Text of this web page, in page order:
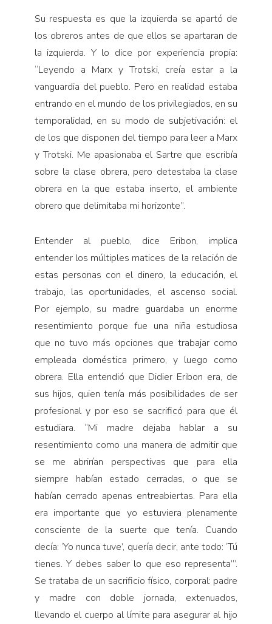
Su respuesta es que la izquierda se apartó de
los obreros antes de que ellos se apartaran de
la izquierda. Y lo dice por experiencia propia:
“Leyendo a Marx y Trotski, creía estar a la
vanguardia del pueblo. Pero en realidad estaba
entrando en el mundo de los privilegiados, en su
temporalidad, en su modo de subjetivación: el
de los que disponen del tiempo para leer a Marx
y Trotski. Me apasionaba el Sartre que escribía
sobre la clase obrera, pero detestaba la clase
obrera en la que estaba inserto, el ambiente
obrero que delimitaba mi horizonte”.
Entender al pueblo, dice Eribon, implica
entender los múltiples matices de la relación de
estas personas con el dinero, la educación, el
trabajo, las oportunidades, el ascenso social.
Por ejemplo, su madre guardaba un enorme
resentimiento porque fue una niña estudiosa
que no tuvo más opciones que trabajar como
empleada doméstica primero, y luego como
obrera. Ella entendió que Didier Eribon era, de
sus hijos, quien tenía más posibilidades de ser
profesional y por eso se sacrificó para que él
estudiara. “Mi madre dejaba hablar a su
resentimiento como una manera de admitir que
se me abrirían perspectivas que para ella
siempre habían estado cerradas, o que se
habían cerrado apenas entreabiertas. Para ella
era importante que yo estuviera plenamente
consciente de la suerte que tenía. Cuando
decía: ‘Yo nunca tuve’, quería decir, ante todo: ‘Tú
tienes. Y debes saber lo que eso representa’”.
Se trataba de un sacrificio físico, corporal: padre
y madre con doble jornada, extenuados,
llevando el cuerpo al límite para asegurar al hijo